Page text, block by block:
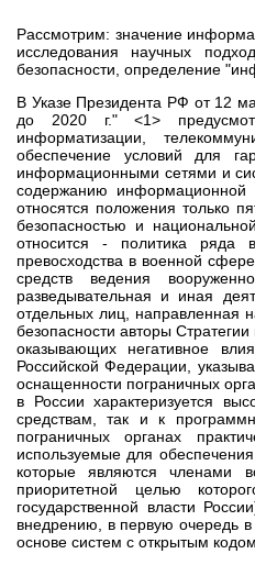
Рассмотрим: значение
исследования научных
безопасности, определение
В Указе Президента РФ от 12
до 2020 г." <1>
информатизации,
обеспечение условий для
информационными сетями и
содержанию информационной
относятся положения только
безопасностью и
относится - политика ряда
превосходства в военной
средств ведения
разведывательная и иная
отдельных лиц, направленная
безопасности авторы
оказывающих негативное
Российской Федерации,
оснащенности пограничных
в России характеризуется
средствам, так и к
пограничных органах
используемые для
которые являются членами
приоритетной целью
государственной власти
внедрению, в первую очередь в
основе систем с открытым